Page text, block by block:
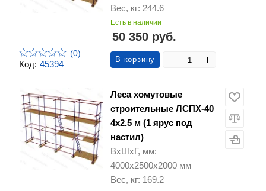
Код: 45394
(0)
Вес, кг: 244.6
Есть в наличии
50 350 руб.
В корзину
Леса хомутовые
строительные ЛСПХ-40
4х2.5 м (1 ярус под
настил)
ВхШхГ, мм:
4000х2500х2000 мм
Вес, кг: 169.2